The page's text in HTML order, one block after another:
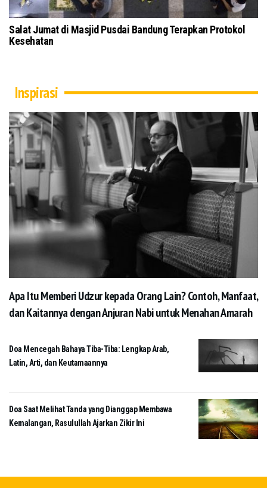
Salat Jumat di Masjid Pusdai Bandung Terapkan Protokol
Kesehatan
Inspirasi
Apa Itu Memberi Udzur kepada Orang Lain? Contoh, Manfaat,
dan Kaitannya dengan Anjuran Nabi untuk Menahan Amarah
Doa Mencegah Bahaya Tiba-Tiba: Lengkap Arab,
Latin, Arti, dan Keutamaannya
Doa Saat Melihat Tanda yang Dianggap Membawa
Kemalangan, Rasulullah Ajarkan Zikir Ini